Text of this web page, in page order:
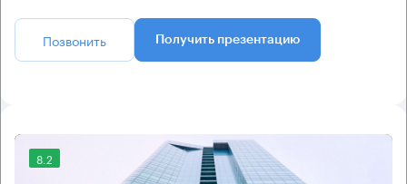
Позвонить Получить презентацию
8.2